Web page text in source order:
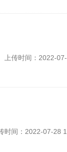
上传时间：2022-
时间：2022-07-28